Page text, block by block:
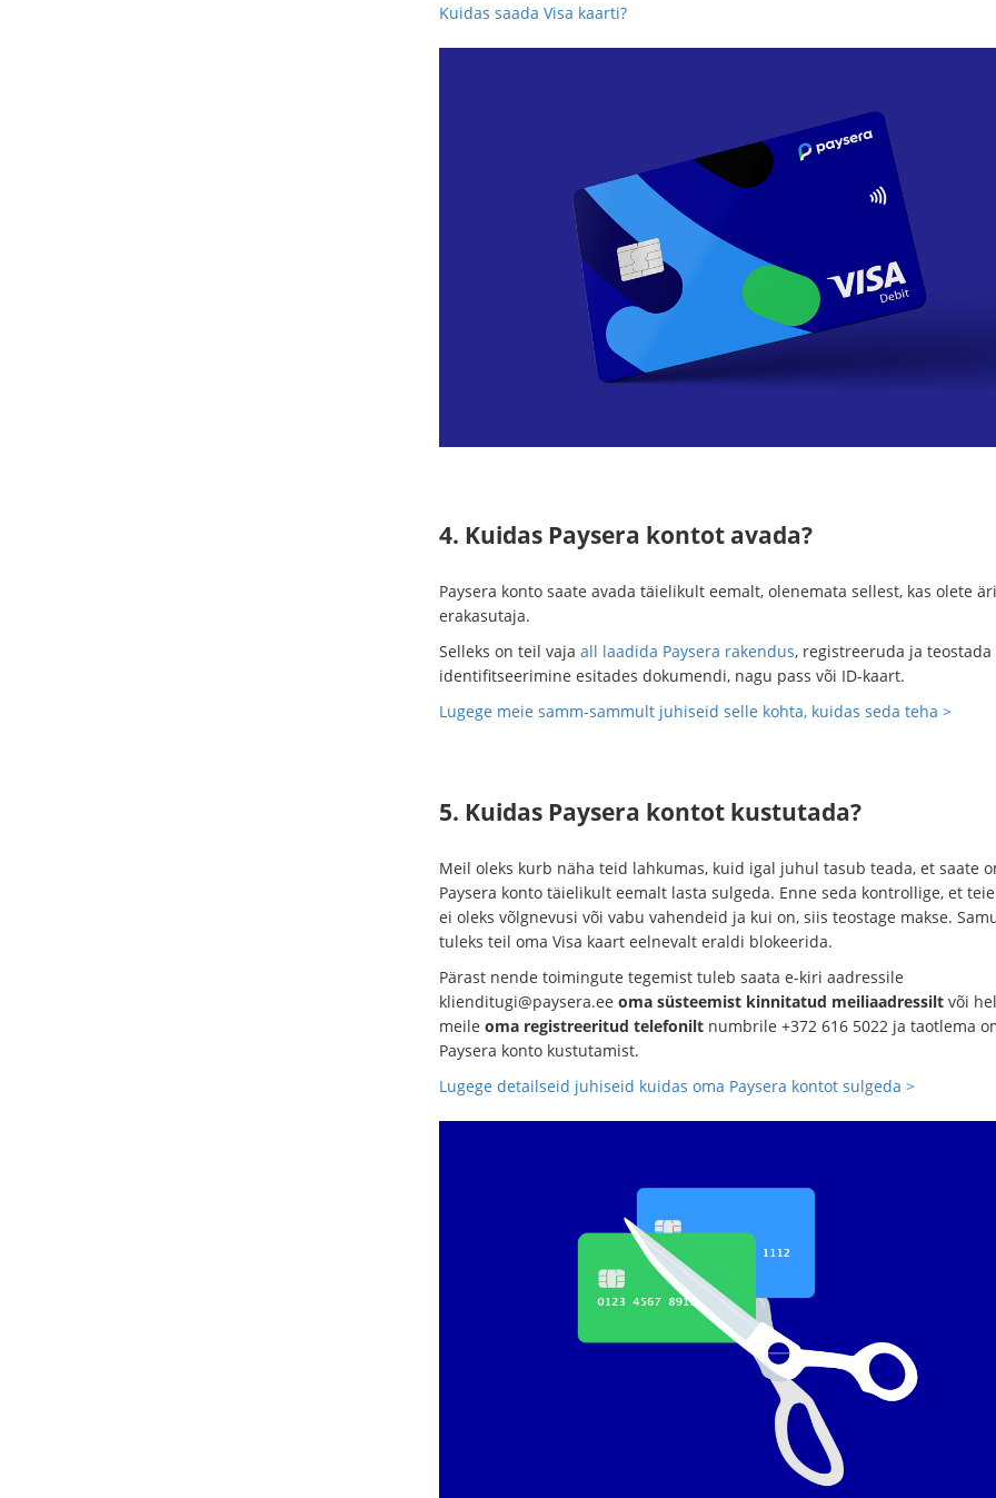
Kuidas saada Visa kaarti?
4. Kuidas Paysera kontot avada?
Paysera konto saate avada täielikult eemalt, olenemata sellest, kas olete
erakasutaja.
Selleks on teil vaja all laadida Paysera rakendus, registreeruda ja teostada
identifitseerimine esitades dokumendi, nagu pass või ID-kaart.
Lugege meie samm-sammult juhiseid selle kohta, kuidas seda teha >
5. Kuidas Paysera kontot kustutada?
Meil oleks kurb näha teid lahkumas, kuid igal juhul tasub teada, et saate
Paysera konto täielikult eemalt lasta sulgeda. Enne seda kontrollige, et
ei oleks võlgnevusi või vabu vahendeid ja kui on, siis teostage makse.
tuleks teil oma Visa kaart eelnevalt eraldi blokeerida.
Pärast nende toimingute tegemist tuleb saata e-kiri aadressile
klienditugi@paysera.ee oma süsteemist kinnitatud meiliaadressiltvõi
meile oma registreeritud telefoniltnumbrile +372 616 5022 ja taotlema
Paysera konto kustutamist.
Lugege detailseid juhiseid kuidas oma Paysera kontot sulgeda >